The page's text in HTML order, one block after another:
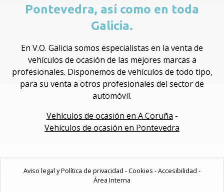
Pontevedra, así como en toda
Galicia.
En V.O. Galicia somos especialistas en la venta de
vehículos de ocasión de las mejores marcas a
profesionales. Disponemos de vehículos de todo tipo,
para su venta a otros profesionales del sector de
automóvil.
Vehículos de ocasión en A Coruña -
Vehículos de ocasión en Pontevedra
Aviso legal y Política de privacidad -Cookies -Accesibilidad -
Área Interna